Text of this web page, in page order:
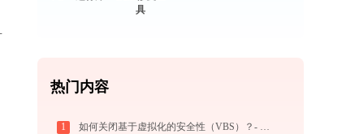
具
热门内容
1 如何关闭基于虚拟化的安全性（VBS）？- 官方2026最新设置教程